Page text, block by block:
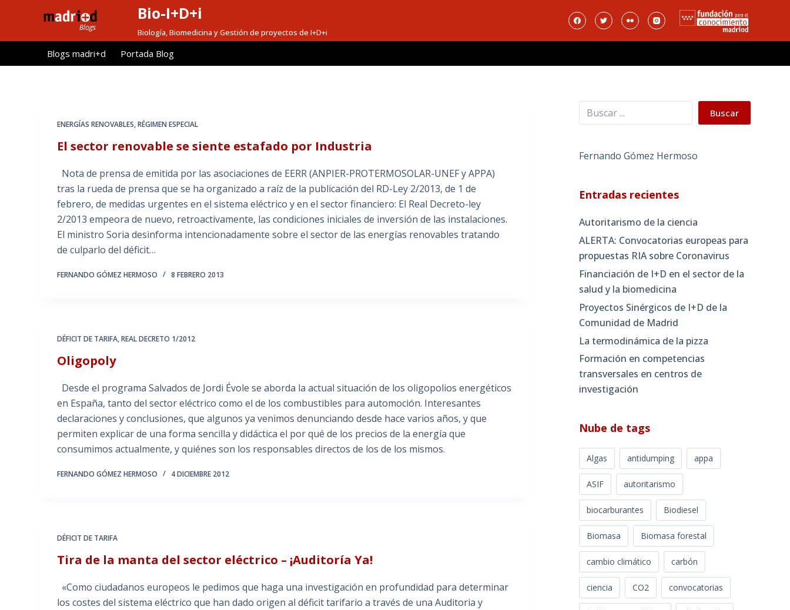
l
Bio-I+D+i
Biología, Biomedicina y Gestión de proyectos de I+D+i
Blogs madri+d Portada Blog
ENERGÍAS RENOVABLES,RÉGIMEN ESPECIAL
El sector renovable se siente estafado por Industria
Nota de prensa de emitida por las asociaciones de EERR (ANPIER-PROTERMOSOLAR-UNEF y APPA)
tras la rueda de prensa que se ha organizado a raíz de la publicación del RD-Ley 2/2013, de 1 de
febrero, de medidas urgentes en el sistema eléctrico y en el sector financiero: El Real Decreto-ley
2/2013 empeora de nuevo, retroactivamente, las condiciones iniciales de inversión de las instalaciones.
El ministro Soria desinforma intencionadamente sobre el sector de las energías renovables tratando
de culparlo del déficit…
FERNANDO GÓMEZ HERMOSO 8 FEBRERO 2013
DÉFICIT DE TARIFA,REAL DECRETO 1/2012
Oligopoly
Desde el programa Salvados de Jordi Évole se aborda la actual situación de los oligopolios energéticos
en España, tanto del sector eléctrico como el de los combustibles para automoción. Interesantes
declaraciones y conclusiones, que algunos ya venimos denunciando desde hace varios años, y que
permiten explicar de una forma sencilla y didáctica el por qué de los precios de la energía que
consumimos actualmente, y quiénes son los responsables directos de los de los mismos.
FERNANDO GÓMEZ HERMOSO 4 DICIEMBRE 2012
DÉFICIT DE TARIFA
Tira de la manta del sector eléctrico – ¡Auditoría Ya!
«Como ciudadanos europeos le pedimos que haga una investigación en profundidad para determinar
los costes del sistema eléctrico que han dado origen al déficit tarifario a través de una Auditoria y
Buscar Buscar
Fernando Gómez Hermoso
Entradas recientes
Autoritarismo de la ciencia
ALERTA: Convocatorias europeas para
propuestas RIA sobre Coronavirus
Financiación de I+D en el sector de la
salud y la biomedicina
Proyectos Sinérgicos de I+D de la
Comunidad de Madrid
La termodinámica de la pizza
Formación en competencias
transversales en centros de
investigación
Nube de tags
Algas antidumping appa
ASIF autoritarismo
biocarburantes Biodiesel
Biomasa Biomasa forestal
cambio climático carbón
ciencia CO2 convocatorias